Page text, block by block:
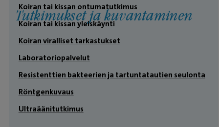
Tutkimukset ja kuvantaminen
Koiran tai kissan ontumatutkimus
Koiran tai kissan yleiskäynti
Koiran viralliset tarkastukset
Laboratoriopalvelut
Resistenttien bakteerien ja tartuntatautien seulonta
Röntgenkuvaus
Ultraäänitutkimus